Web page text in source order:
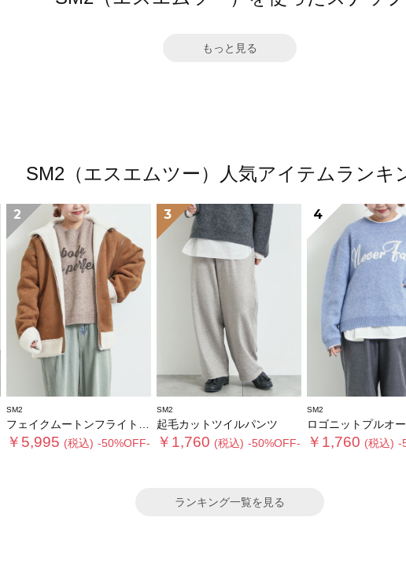
もっと見る
SM2（エスエムツー）人気アイテムランキ
2
SM2
フェイクムートンフライトジャケット
￥5,995 (税込) -50%OFF-
3
SM2
起毛カットツイルパンツ
￥1,760 (税込) -50%OFF-
4
SM2
ロゴニットプルオ
￥1,760 (税込) -
ランキング一覧を見る